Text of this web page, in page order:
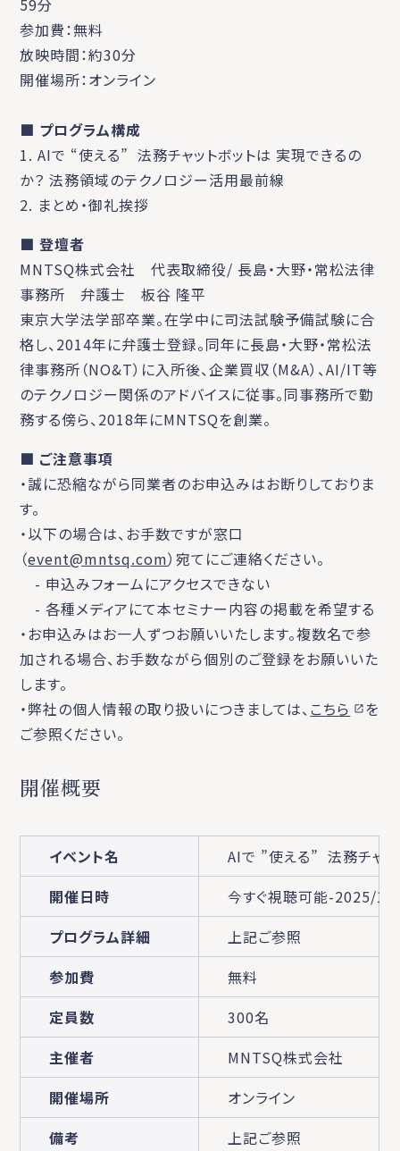
参加費：無料
放映時間：約30分
開催場所：オンライン
■ プログラム構成
1. AIで “使える” 法務チャットボットは 実現できるの
か？ 法務領域のテクノロジー活用最前線
2. まとめ・御礼挨拶
■ 登壇者
MNTSQ株式会社 代表取締役/ 長島・大野・常松法律
事務所 弁護士 板谷 隆平
東京大学法学部卒業。在学中に司法試験予備試験に合
格し、2014年に弁護士登録。同年に長島・大野・常松法
律事務所（NO&T）に入所後、企業買収（M&A）、AI/IT等
のテクノロジー関係のアドバイスに従事。同事務所で勤
務する傍ら、2018年にMNTSQを創業。
■ ご注意事項
・誠に恐縮ながら同業者のお申込みはお断りしておりま
す。
・以下の場合は、お手数ですが窓口
（event@mntsq.com）宛てにご連絡ください。
- 申込みフォームにアクセスできない
- 各種メディアにて本セミナー内容の掲載を希望する
・お申込みはお一人ずつお願いいたします。複数名で参
加される場合、お手数ながら個別のご登録をお願いいた
します。
・弊社の個人情報の取り扱いにつきましては、 こちら
を
ご参照ください。
開催概要
イベント名
AIで ”使える” 法務チャ
開催日時
今すぐ視聴可能-2025/
プログラム詳細
上記ご参照
参加費
無料
定員数
300名
主催者
MNTSQ株式会社
開催場所
オンライン
備考
上記ご参照